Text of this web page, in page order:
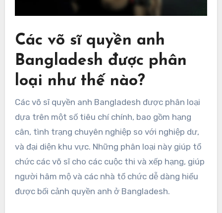
Các võ sĩ quyền anh
Bangladesh được phân
loại như thế nào?
Các võ sĩ quyền anh Bangladesh được phân loại
dựa trên một số tiêu chí chính, bao gồm hạng
cân, tình trạng chuyên nghiệp so với nghiệp dư,
và đại diện khu vực. Những phân loại này giúp tổ
chức các võ sĩ cho các cuộc thi và xếp hạng, giúp
người hâm mộ và các nhà tổ chức dễ dàng hiểu
được bối cảnh quyền anh ở Bangladesh.